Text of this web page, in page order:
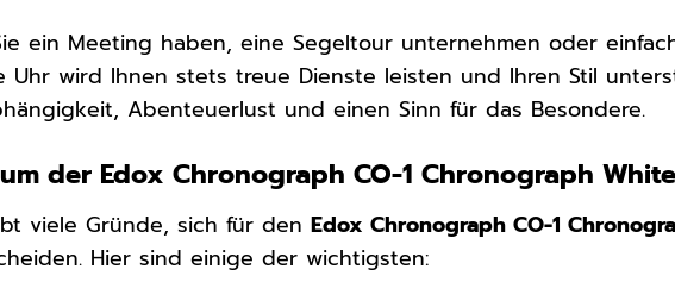
ein Meeting haben, eine Segeltour unternehmen oder
Uhr wird Ihnen stets treue Dienste leisten und Ihren Stil
Abenteuerlust und einen Sinn für das Besondere.
der Edox Chronograph CO-1 Chronograph
viele Gründe, sich für denEdox Chronograph CO-1
Hier sind einige der wichtigsten: